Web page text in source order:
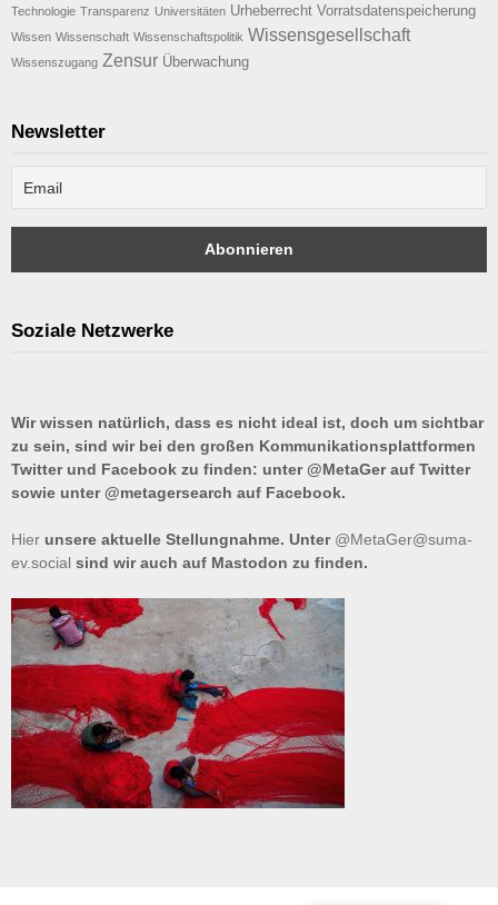
Technologie Transparenz Universitäten Urheberrecht Vorratsdatenspeicherung
Wissen Wissenschaft Wissenschaftspolitik Wissensgesellschaft
Wissenszugang Zensur Überwachung
Newsletter
Soziale Netzwerke
Wir wissen natürlich, dass es nicht ideal ist, doch um sichtbar
zu sein, sind wir bei den großen Kommunikationsplattformen
Twitter und Facebook zu finden: unter @MetaGer auf Twitter
sowie unter @metagersearch auf Facebook.
Hier unsere aktuelle Stellungnahme. Unter @MetaGer@suma-
ev.social sind wir auch auf Mastodon zu finden.